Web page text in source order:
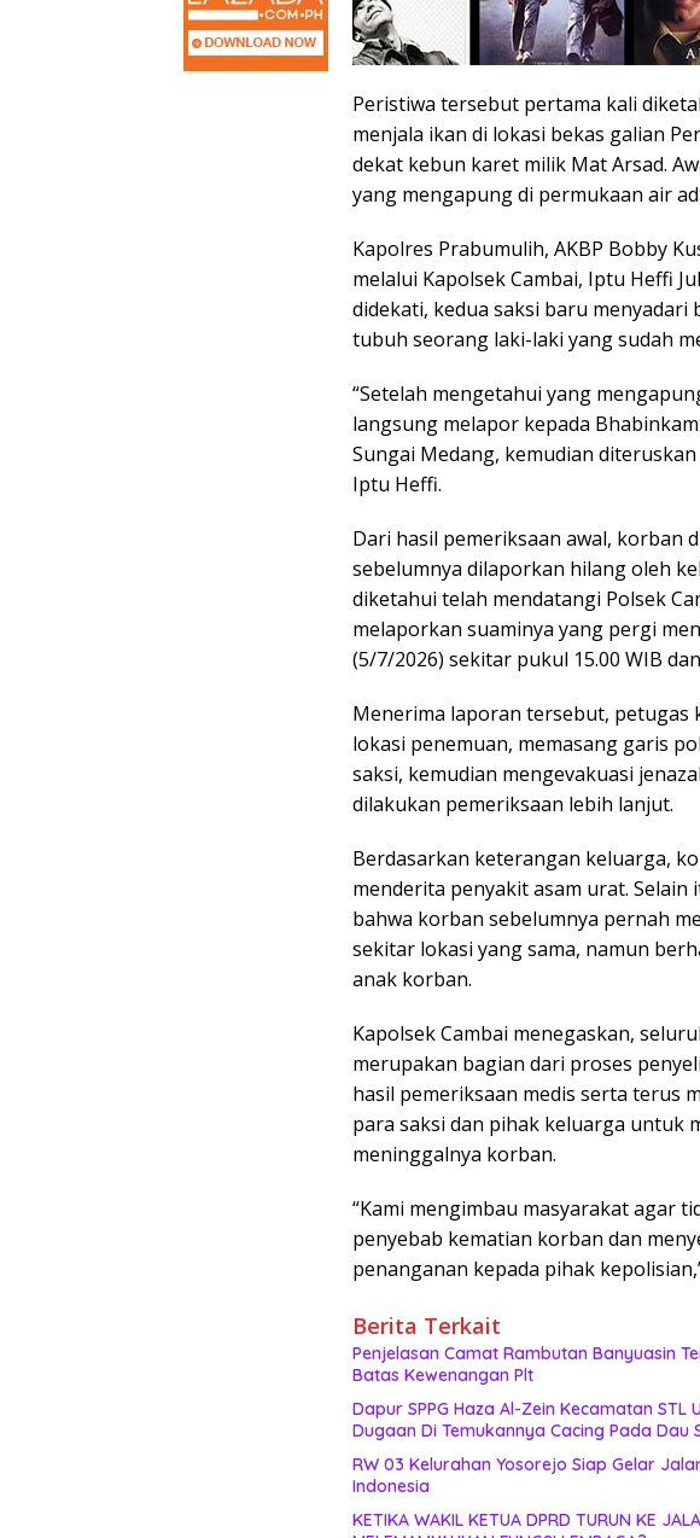
Peristiwa tersebut pertama kali
menjala ikan di lokasi bekas galian
dekat kebun karet milik Mat Arsad.
yang mengapung di permukaan air
Kapolres Prabumulih, AKBP Bobby
melalui Kapolsek Cambai, Iptu Heffi
didekati, kedua saksi baru
tubuh seorang laki-laki yang sudah
“Setelah mengetahui yang
langsung melapor kepada
Sungai Medang, kemudian
Iptu Heffi.
Dari hasil pemeriksaan awal, korban
sebelumnya dilaporkan hilang oleh
diketahui telah mendatangi Polsek
melaporkan suaminya yang pergi
(5/7/2026) sekitar pukul 15.00 WIB
Menerima laporan tersebut, petugas
lokasi penemuan, memasang garis
saksi, kemudian mengevakuasi
dilakukan pemeriksaan lebih lanjut.
Berdasarkan keterangan keluarga,
menderita penyakit asam urat.
bahwa korban sebelumnya pernah
sekitar lokasi yang sama, namun
anak korban.
Kapolsek Cambai menegaskan,
merupakan bagian dari proses
hasil pemeriksaan medis serta terus
para saksi dan pihak keluarga untuk
meninggalnya korban.
“Kami mengimbau masyarakat agar
penyebab kematian korban dan
penanganan kepada pihak
Berita Terkait
Penjelasan Camat Rambutan Banyuasin
Batas Kewenangan Plt
Dapur SPPG Haza Al-Zein Kecamatan
Dugaan Di Temukannya Cacing Pada Dau
RW 03 Kelurahan Yosorejo Siap Gelar
Indonesia
KETIKA WAKIL KETUA DPRD TURUN KE